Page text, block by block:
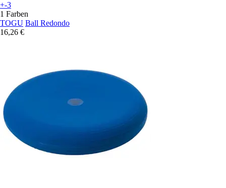
+-3
1 Farben
TOGU Ball Redondo
16,26 €